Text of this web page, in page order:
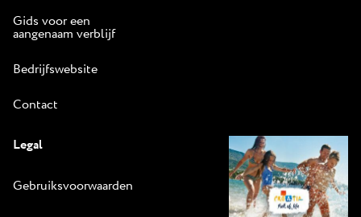
Gids voor een
aangenaam verblijf
Bedrijfswebsite
Contact
Legal
Gebruiksvoorwaarden